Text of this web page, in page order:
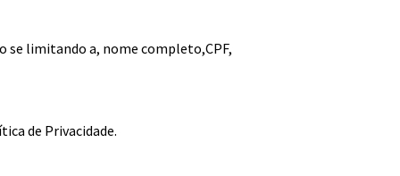
se limitando a, nome completo,CPF,
de Privacidade.